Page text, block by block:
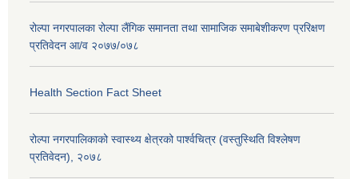
रोल्पा नगरपालका रोल्पा लैंगिक समानता तथा सामाजिक समाबेशीकरण प्ररिक्षण
प्रतिवेदन आ/व २०७७/०७८
Health Section Fact Sheet
रोल्पा नगरपालिकाको स्वास्थ्य क्षेत्रको पार्श्वचित्र (वस्तुस्थिति विश्लेषण
प्रतिवेदन), २०७८